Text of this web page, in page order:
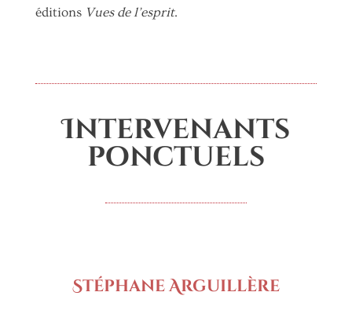
éditions Vues de l’esprit.
Intervenants
ponctuels
Stéphane Arguillère